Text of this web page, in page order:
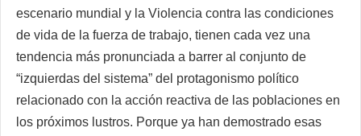
escenario mundial y la Violencia contra las condiciones
de vida de la fuerza de trabajo, tienen cada vez una
tendencia más pronunciada a barrer al conjunto de
“izquierdas del sistema” del protagonismo político
relacionado con la acción reactiva de las poblaciones en
los próximos lustros. Porque ya han demostrado esas